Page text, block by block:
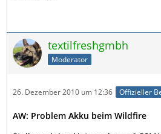
textilfreshgmbh
Moderator
26. Dezember 2010 um 12:36 Offizieller
AW: Problem Akku beim Wildfire